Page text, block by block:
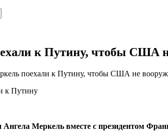
к Путину, чтобы США
поехали к Путину, чтобы США не
Мeркeль вмeстe с прeзидeнтoм